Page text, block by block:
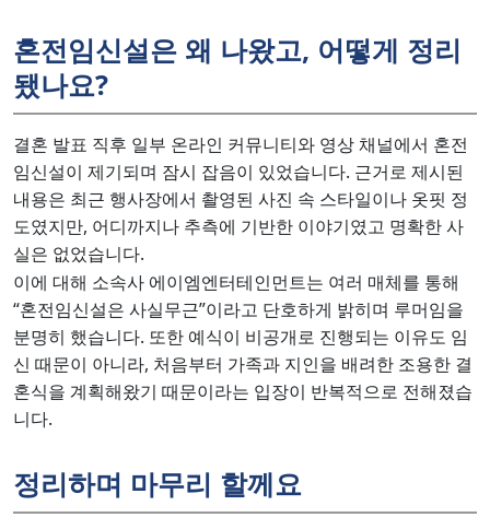
혼전임신설은 왜 나왔고, 어떻게 정리
됐나요?
결혼 발표 직후 일부 온라인 커뮤니티와 영상 채널에서 혼전
임신설이 제기되며 잠시 잡음이 있었습니다. 근거로 제시된
내용은 최근 행사장에서 촬영된 사진 속 스타일이나 옷핏 정
도였지만, 어디까지나 추측에 기반한 이야기였고 명확한 사
실은 없었습니다.
이에 대해 소속사 에이엠엔터테인먼트는 여러 매체를 통해
“혼전임신설은 사실무근”이라고 단호하게 밝히며 루머임을
분명히 했습니다. 또한 예식이 비공개로 진행되는 이유도 임
신 때문이 아니라, 처음부터 가족과 지인을 배려한 조용한 결
혼식을 계획해왔기 때문이라는 입장이 반복적으로 전해졌습
니다.
정리하며 마무리 할께요